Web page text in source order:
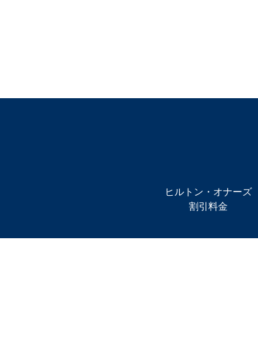
ヒルトン・オナーズ
割引料金